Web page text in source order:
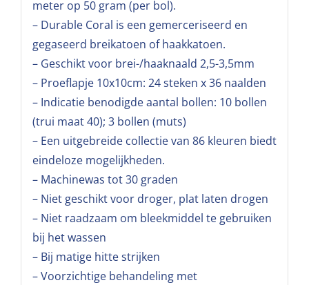
meter op 50 gram (per bol).
– Durable Coral is een gemerceriseerd en
gegaseerd breikatoen of haakkatoen.
– Geschikt voor brei-/haaknaald 2,5-3,5mm
– Proeflapje 10x10cm: 24 steken x 36 naalden
– Indicatie benodigde aantal bollen: 10 bollen
(trui maat 40); 3 bollen (muts)
– Een uitgebreide collectie van 86 kleuren biedt
eindeloze mogelijkheden.
– Machinewas tot 30 graden
– Niet geschikt voor droger, plat laten drogen
– Niet raadzaam om bleekmiddel te gebruiken
bij het wassen
– Bij matige hitte strijken
– Voorzichtige behandeling met